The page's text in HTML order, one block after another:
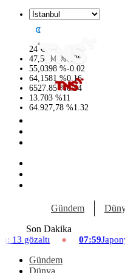
24°C
47,5894 %0.08
55,0398 %-0.02
64,1581 %0.16
6527.85 %0.54
13.703 %11
64.927,78 %1.32
Gündem
Son Dakika
07:59Japonya'da aşırı
Gündem